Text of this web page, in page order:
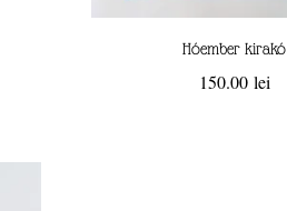
Hóember kirakó
150.00 lei